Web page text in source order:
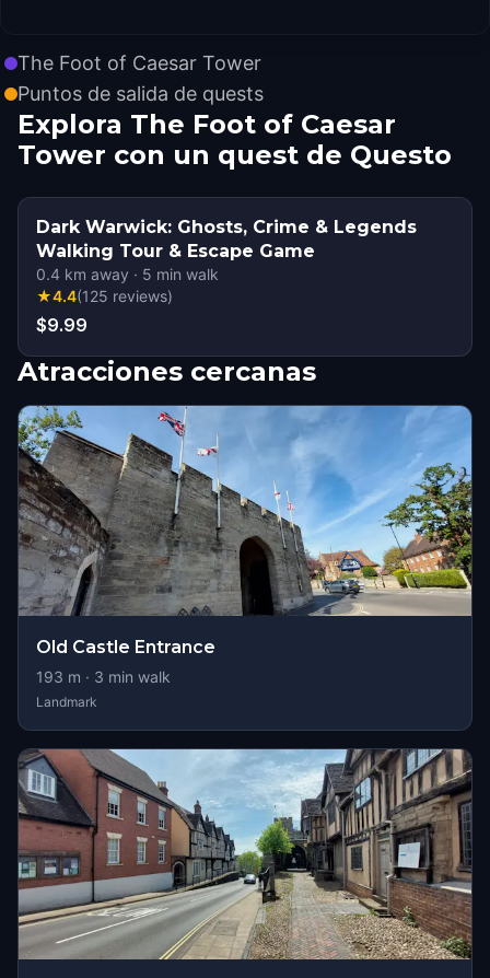
The Foot of Caesar Tower
Puntos de salida de quests
Explora The Foot of Caesar
Tower con un quest de Questo
Dark Warwick: Ghosts, Crime & Legends
Walking Tour & Escape Game
0.4 km away · 5 min walk
★4.4(125 reviews)
$9.99
Atracciones cercanas
Old Castle Entrance
193 m · 3 min walk
Landmark